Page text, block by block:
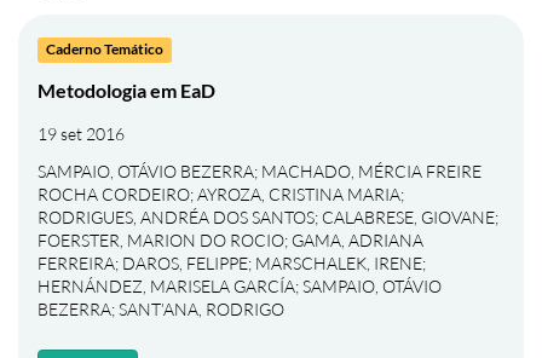
Caderno Temático
Metodologia em EaD
19 set 2016
SAMPAIO, OTÁVIO BEZERRA; MACHADO, MÉRCIA FREIRE
ROCHA CORDEIRO;AYROZA, CRISTINA MARIA;
RODRIGUES, ANDRÉA DOS SANTOS; CALABRESE, GIOVANE;
FOERSTER, MARION DO ROCIO; GAMA, ADRIANA
FERREIRA; DAROS, FELIPPE; MARSCHALEK, IRENE;
HERNÁNDEZ, MARISELA GARCÍA;SAMPAIO, OTÁVIO
BEZERRA;SANT’ANA, RODRIGO